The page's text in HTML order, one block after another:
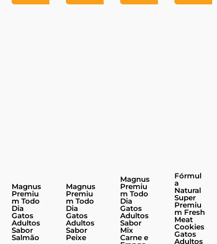
Magnus
Premiu
m Todo
Dia
Gatos
Adultos
Sabor
Salmão
Magnus
Premiu
m Todo
Dia
Gatos
Adultos
Sabor
Peixe
Magnus
Premiu
m Todo
Dia
Gatos
Adultos
Sabor
Mix
Carne e
Fórmul
a
Natural
Super
Premiu
m Fresh
Meat
Cookies
Gatos
Adultos